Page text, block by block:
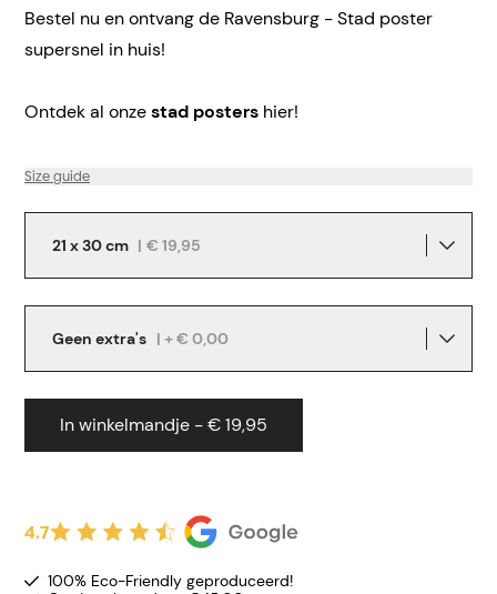
Bestel nu en ontvang de Ravensburg - Stad poster
supersnel in huis!
Ontdek al onzestad posters hier!
Size guide
21 x 30 cm | € 19,95
Geen extra's | + € 0,00
In winkelmandje - € 19,95
4.7
100% Eco-Friendly geproduceerd!